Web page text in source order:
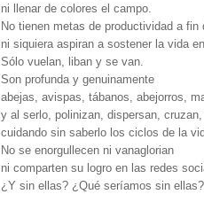
ni llenar de colores el campo.
No tienen metas de productividad a fin
ni siquiera aspiran a sostener la vida
Sólo vuelan, liban y se van.
Son profunda y genuinamente
abejas, avispas, tábanos, abejorros,
y al serlo, polinizan, dispersan, cruzan,
cuidando sin saberlo los ciclos de la
No se enorgullecen ni vanaglorian
ni comparten su logro en las redes
¿Y sin ellas? ¿Qué seríamos sin ellas?